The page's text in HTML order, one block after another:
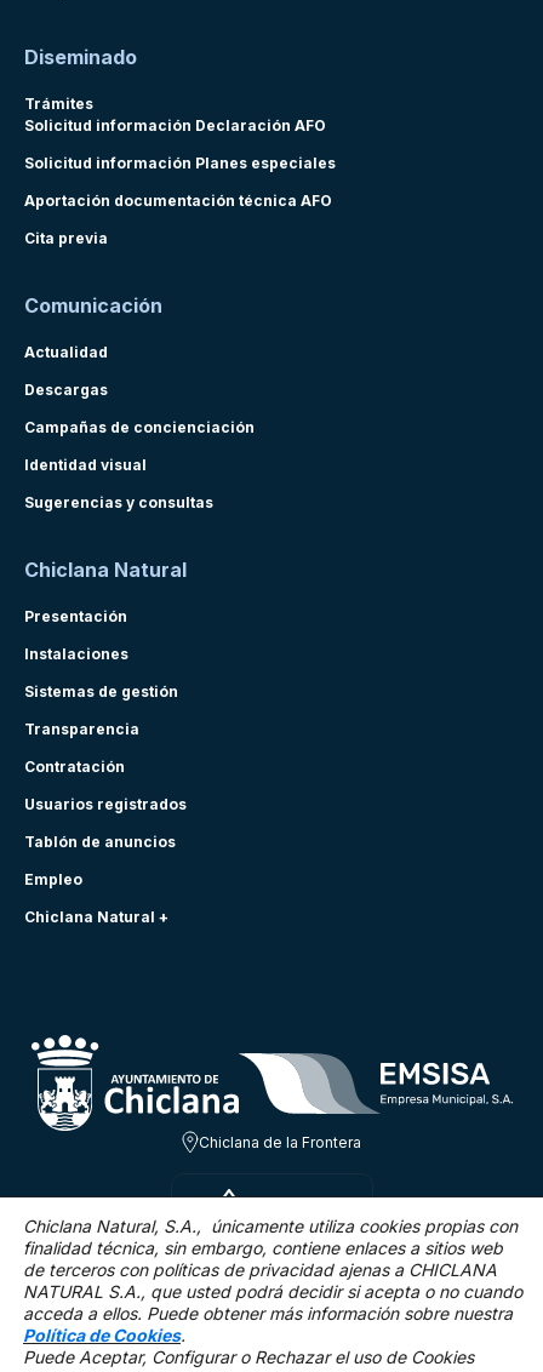
Diseminado
Trámites
Solicitud información Declaración AFO
Solicitud información Planes especiales
Aportación documentación técnica AFO
Cita previa
Comunicación
Actualidad
Descargas
Campañas de concienciación
Identidad visual
Sugerencias y consultas
Chiclana Natural
Presentación
Instalaciones
Sistemas de gestión
Transparencia
Contratación
Usuarios registrados
Tablón de anuncios
Empleo
Chiclana Natural +
Chiclana de la Frontera
DOM 9 AGO
29.4ºC
17.5 Km/h 0 %
Chiclana Natural, S.A., únicamente utiliza cookies propias con
finalidad técnica, sin embargo, contiene enlaces a sitios web
de terceros con políticas de privacidad ajenas a CHICLANA
NATURAL S.A., que usted podrá decidir si acepta o no cuando
acceda a ellos. Puede obtener más información sobre nuestra
Política de Cookies.
Puede Aceptar, Configurar o Rechazar el uso de Cookies